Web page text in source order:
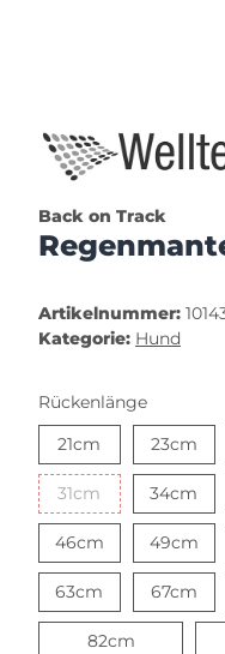
Back on Track
Artikelnummer:
Kategorie: Hund
Rückenlänge
21cm
23cm
31cm 31cm 34cm
46cm46cm49cm
63cm 67cm
82cm82cm